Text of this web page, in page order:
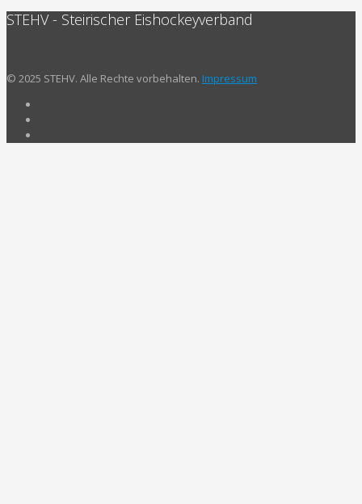
STEHV - Steirischer Eishockeyverband
© 2025 STEHV. Alle Rechte vorbehalten. Impressum